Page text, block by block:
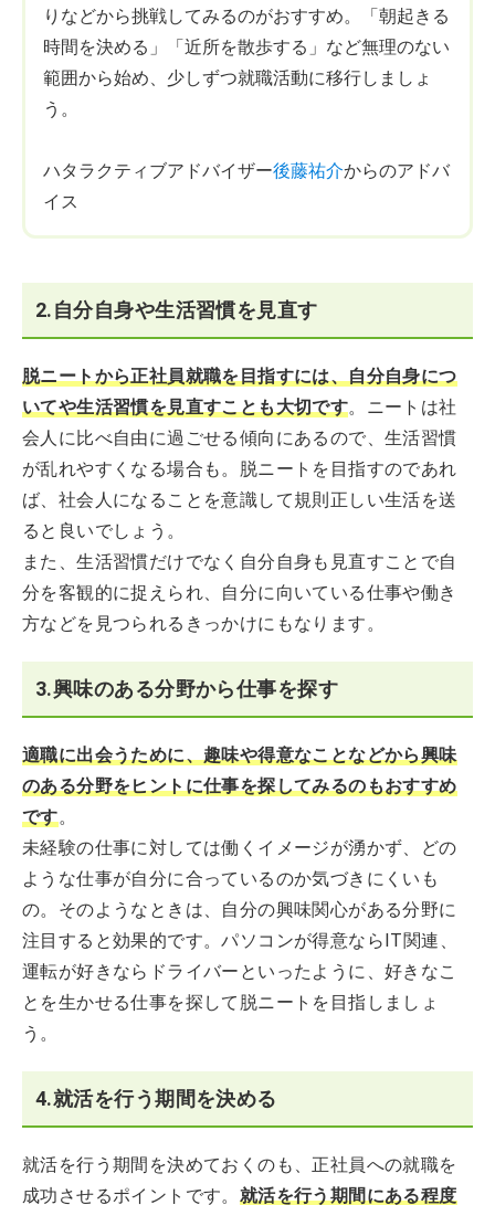
りなどから挑戦してみるのがおすすめ。「朝起きる
時間を決める」「近所を散歩する」など無理のない
範囲から始め、少しずつ就職活動に移行しましょ
う。
ハタラクティブアドバイザー後藤祐介からのアドバ
イス
2.自分自身や生活習慣を見直す
脱ニートから正社員就職を目指すには、自分自身につ
いてや生活習慣を見直すことも大切です。ニートは社
会人に比べ自由に過ごせる傾向にあるので、生活習慣
が乱れやすくなる場合も。脱ニートを目指すのであれ
ば、社会人になることを意識して規則正しい生活を送
ると良いでしょう。
また、生活習慣だけでなく自分自身も見直すことで自
分を客観的に捉えられ、自分に向いている仕事や働き
方などを見つられるきっかけにもなります。
3.興味のある分野から仕事を探す
適職に出会うために、趣味や得意なことなどから興味
のある分野をヒントに仕事を探してみるのもおすすめ
です。
未経験の仕事に対しては働くイメージが湧かず、どの
ような仕事が自分に合っているのか気づきにくいも
の。そのようなときは、自分の興味関心がある分野に
注目すると効果的です。パソコンが得意ならIT関連、
運転が好きならドライバーといったように、好きなこ
とを生かせる仕事を探して脱ニートを目指しましょ
う。
4.就活を行う期間を決める
就活を行う期間を決めておくのも、正社員への就職を
成功させるポイントです。 就活を行う期間にある程度